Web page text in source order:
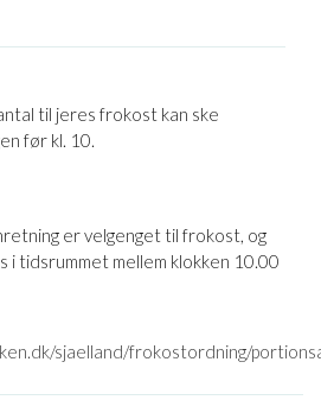
til jeres frokost kan ske
før kl. 10.
er velgenget til frokost, og
i tidsrummet mellem klokken 10.00
sjaelland/frokostordning/